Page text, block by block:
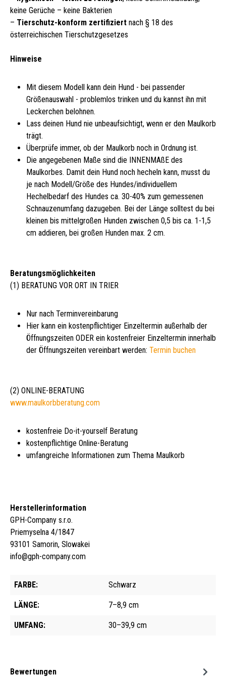
keine Gerüche – keine Bakterien
– Tierschutz-konform zertifiziert nach § 18 des
österreichischen Tierschutzgesetzes
Hinweise
Mit diesem Modell kann dein Hund - bei passender
Größenauswahl - problemlos trinken und du kannst ihn mit
Leckerchen belohnen.
Lass deinen Hund nie unbeaufsichtigt, wenn er den Maulkorb
trägt.
Überprüfe immer, ob der Maulkorb noch in Ordnung ist.
Die angegebenen Maße sind die INNENMAßE des
Maulkorbes. Damit dein Hund noch hecheln kann, musst du
je nach Modell/Größe des Hundes/individuellem
Hechelbedarf des Hundes ca. 30-40% zum gemessenen
Schnauzenumfang dazugeben. Bei der Länge solltest du bei
kleinen bis mittelgroßen Hunden zwischen 0,5 bis ca. 1-1,5
cm addieren, bei großen Hunden max. 2 cm.
Beratungsmöglichkeiten
(1) BERATUNG VOR ORT IN TRIER
Nur nach Terminvereinbarung
Hier kann ein kostenpflichtiger Einzeltermin außerhalb der
Öffnungszeiten ODER ein kostenfreier Einzeltermin innerhalb
der Öffnungszeiten vereinbart werden: Termin buchen
(2) ONLINE-BERATUNG
www.maulkorbberatung.com
kostenfreie Do-it-yourself Beratung
kostenpflichtige Online-Beratung
umfangreiche Informationen zum Thema Maulkorb
Herstellerinformation
GPH-Company s.r.o.
Priemyselna 4/1847
93101 Samorin, Slowakei
info@gph-company.com
FARBE: Schwarz
LÄNGE: 7–8,9 cm
UMFANG: 30–39,9 cm
Bewertungen